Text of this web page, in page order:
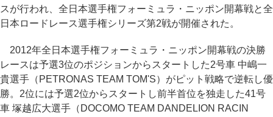
スが行われ、全日本選手権フォーミュラ・ニッポン開幕戦と全
日本ロードレース選手権シリーズ第2戦が開催された。
2012年全日本選手権フォーミュラ・ニッポン開幕戦の決勝
レースは予選3位のポジションからスタートした2号車 中嶋一
貴選手（PETRONAS TEAM TOM'S）がピット戦略で逆転し優
勝。2位には予選2位からスタートし前半首位を独走した41号
車 塚越広大選手（DOCOMO TEAM DANDELION RACIN